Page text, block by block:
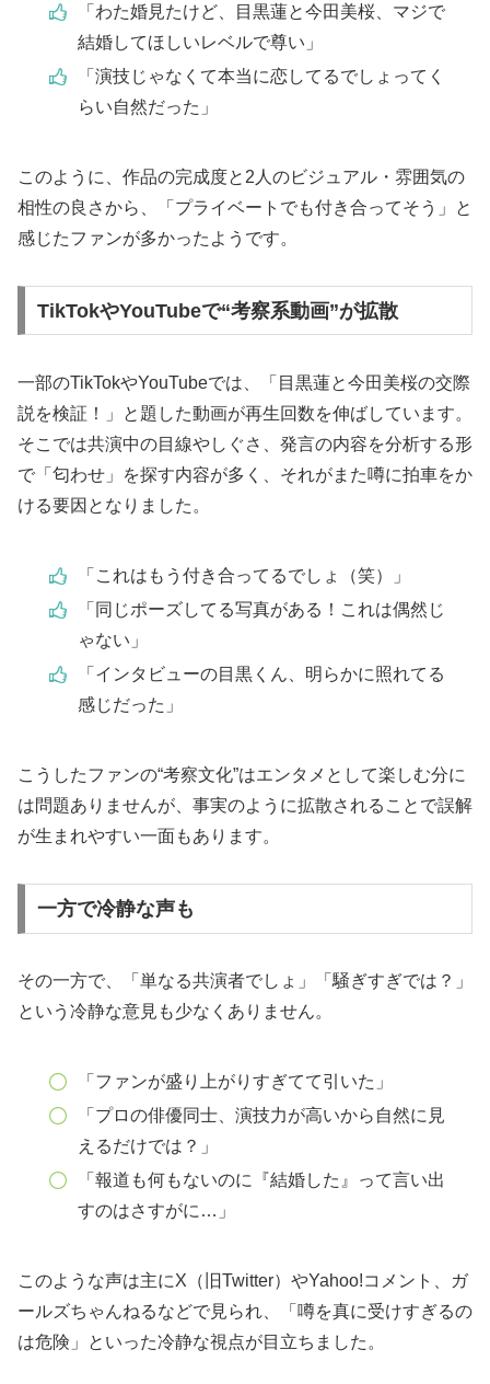
「わた婚見たけど、目黒蓮と今田美桜、マジで
結婚してほしいレベルで尊い」
「演技じゃなくて本当に恋してるでしょってく
らい自然だった」
このように、作品の完成度と2人のビジュアル・雰囲気の
相性の良さから、「プライベートでも付き合ってそう」と
感じたファンが多かったようです。
TikTokやYouTubeで“考察系動画”が拡散
一部のTikTokやYouTubeでは、「目黒蓮と今田美桜の交際
説を検証！」と題した動画が再生回数を伸ばしています。
そこでは共演中の目線やしぐさ、発言の内容を分析する形
で「匂わせ」を探す内容が多く、それがまた噂に拍車をか
ける要因となりました。
「これはもう付き合ってるでしょ（笑）」
「同じポーズしてる写真がある！これは偶然じ
ゃない」
「インタビューの目黒くん、明らかに照れてる
感じだった」
こうしたファンの“考察文化”はエンタメとして楽しむ分に
は問題ありませんが、事実のように拡散されることで誤解
が生まれやすい一面もあります。
一方で冷静な声も
その一方で、「単なる共演者でしょ」「騒ぎすぎでは？」
という冷静な意見も少なくありません。
「ファンが盛り上がりすぎてて引いた」
「プロの俳優同士、演技力が高いから自然に見
えるだけでは？」
「報道も何もないのに『結婚した』って言い出
すのはさすがに…」
このような声は主にX（旧Twitter）やYahoo!コメント、ガ
ールズちゃんねるなどで見られ、「噂を真に受けすぎるの
は危険」といった冷静な視点が目立ちました。